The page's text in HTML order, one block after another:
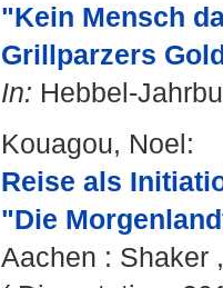
"Kein Mensch
Grillparzers
In: Hebbel-
Kouagou, Noel:
Reise als
"Die
Aachen : Shaker